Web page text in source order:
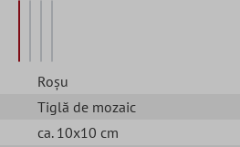
Roșu
Tiglă de mozaic
ca. 10x10 cm